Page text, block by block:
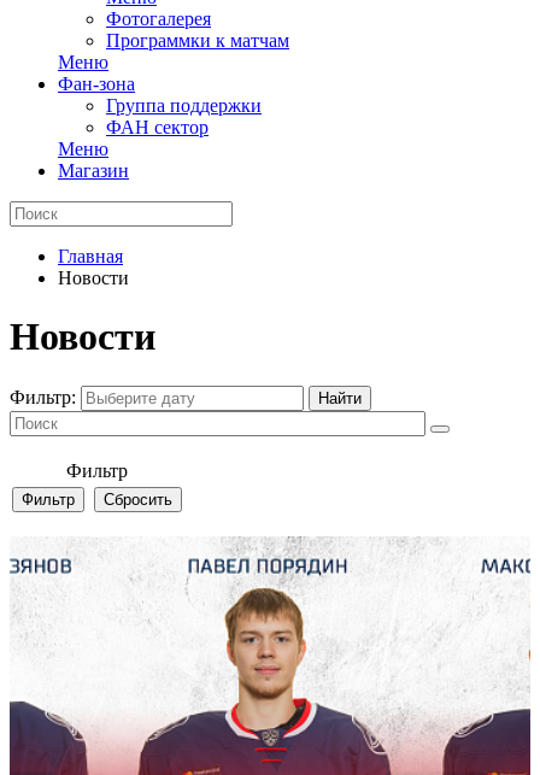
Фотогалерея
Программки к матчам
Меню
Фан-зона
Группа поддержки
ФАН сектор
Меню
Магазин
Главная
Новости
Новости
Фильтр:
Фильтр